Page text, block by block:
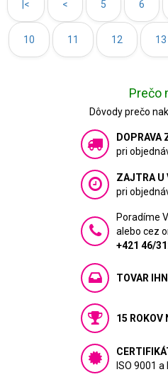
|< < 5 6
10 11 12 13
Prečo
Dôvody prečo
DOPRAVA
pri
ZAJTRA U
pri
Poradíme
alebo cez
+421 46/
TOVAR
15 ROKOV
ISO 9001 a